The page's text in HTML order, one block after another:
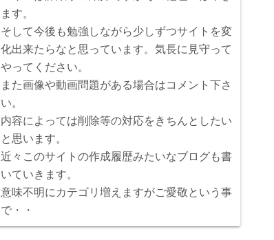
ます。
そして今後も勉強しながら少しずつサイトを変
化出来たらなと思っています。気長に見守って
やってください。
また画像や動画問題がある場合はコメント下さ
い。
内容によっては削除等の対応をきちんとしたい
と思います。
近々このサイトの作成履歴みたいなブログも書
いていきます。
意味不明にカテゴリ増えますがご愛敬という事
で・・